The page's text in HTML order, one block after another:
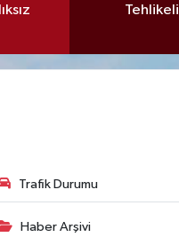
Tehlikeli
Trafik Durumu
Haber Arşivi